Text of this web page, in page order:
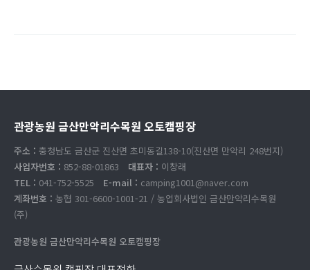
관광농원 금산만악리수목원 오토캠핑장
주소 : 충청남도 금산군 진산면 초미동길138-10(진산면 만악리 248번지)
사업자번호 : 852-88-01863 대표자 : 이창래
TEL : 041-752-5525 E-mail : camping1001@naver.com
계좌번호 : 농협 301-6600-1001-21 / 농업회사법인 금산만악리수목원
(주)
관광농원 금산만악리수목원 오토캠핑장